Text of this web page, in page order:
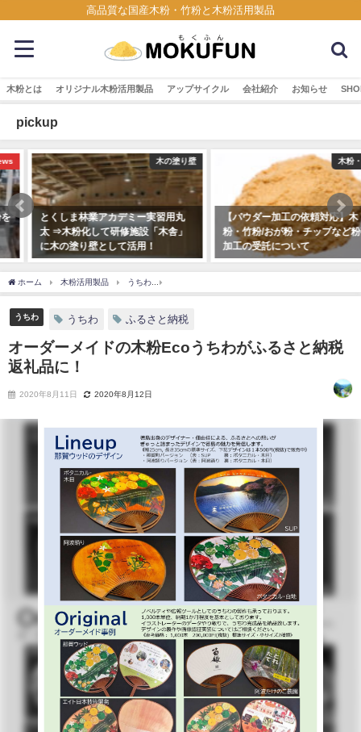
高品質な国産木粉・竹粉と木粉活用製品
木粉とは オリジナル木粉活用製品 アップサイクル 会社紹介 お知らせ
pickup
木の塗り壁
とくしま林業アカデミー実習用丸
太 ⇒木粉化して研修施設「木舎」
に木の塗り壁として活用！
木粉・竹粉
【パウダー加工の依頼対応】木
粉・竹粉/おが粉・チップなど粉砕
加工の受託について
ホーム 木粉活用製品 うちわ
うちわ うちわ ふるさと納税
オーダーメイドの木粉Ecoうちわがふるさと納税
返礼品に！
2020年8月11日 2020年8月12日